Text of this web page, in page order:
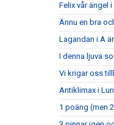
Felix vår ängel
Ännu en bra
Lagandan i A
I denna ljuva
Vi krigar oss
Antiklimax i
1 poäng (men